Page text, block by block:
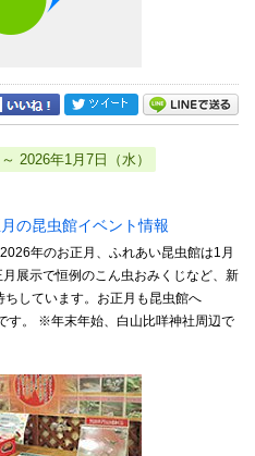
2026年1月7日（水）
の昆虫館イベント情報
年のお正月、ふれあい昆虫館は1月
展示で恒例のこん虫おみくじなど、新
しています。お正月も昆虫館へ
す。 ※年末年始、白山比咩神社周辺で